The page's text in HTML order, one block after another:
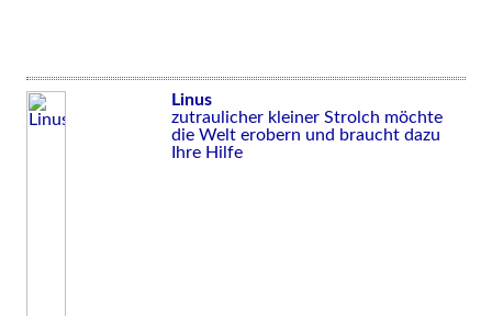
Linus
zutraulicher kleiner Strolch möchte
die Welt erobern und braucht dazu
Ihre Hilfe